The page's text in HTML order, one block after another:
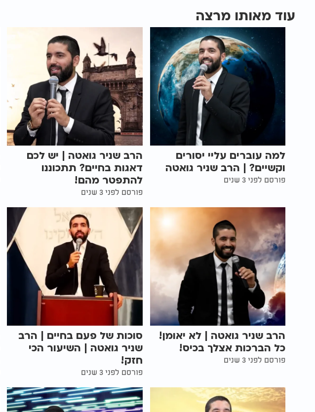
עוד מאותו מרצה
למה עוברים עליי יסורים
וקשיים? | הרב שניר גואטה
פורסם לפני 3 שנים
הרב שניר גואטה | יש לכם
דאגות בחיים? תתכוננו
להתפטר מהם!
פורסם לפני 3 שנים
הרב שניר גואטה | לא יאומן!
כל הברכות אצלך בכיס!
פורסם לפני 3 שנים
סוכות של פעם בחיים | הרב
שניר גואטה | השיעור הכי
חזק!
פורסם לפני 3 שנים